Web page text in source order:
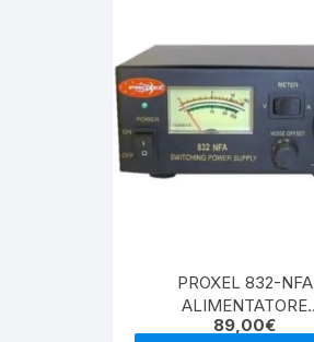
PROXEL 832-NFA
ALIMENTATORE
SWITCHING 30/32A
89,00€